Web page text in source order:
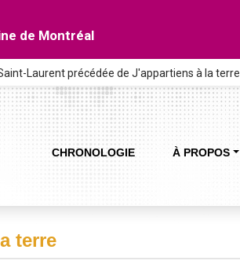
de Montréal
Laurent précédée de J'appartiens à la terre
CHRONOLOGIE À PROPOS
terre